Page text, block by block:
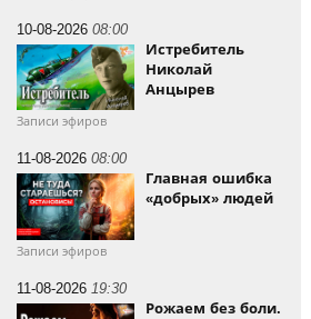
10-08-2026 08:00
Истребитель
Николай
Анцырев
Записи эфиров
11-08-2026 08:00
Главная ошибка
«добрых» людей
Записи эфиров
11-08-2026 19:30
Рожаем без боли.